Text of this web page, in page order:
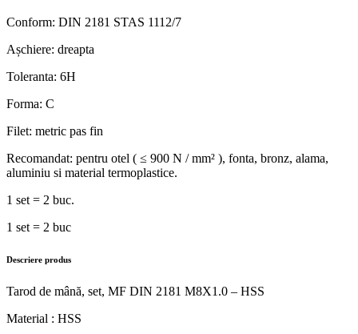
Conform: DIN 2181 STAS 1112/7
Așchiere: dreapta
Toleranta: 6H
Forma: C
Filet: metric pas fin
Recomandat: pentru otel ( ≤ 900 N / mm² ), fonta, bronz, alama,
aluminiu si material termoplastice.
1 set = 2 buc.
1 set = 2 buc
Descriere produs
Tarod de mână, set, MF DIN 2181 M8X1.0 – HSS
Material : HSS